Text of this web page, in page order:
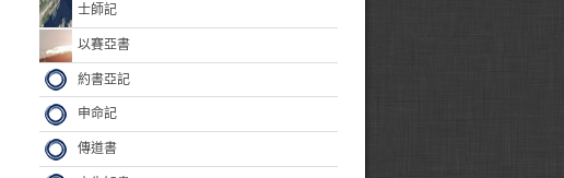
士師記
以賽亞書
約書亞記
申命記
傳道書